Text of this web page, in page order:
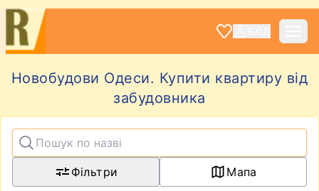
Новобудови Одеси. Купити квартиру від
забудовника
Фільтри Мапа